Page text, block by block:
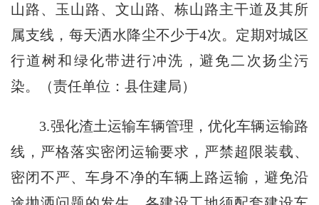
山路、玉山路、文山路、栋山路主干道及其所
属支线，每天洒水降尘不少于4次。定期对城区
行道树和绿化带进行冲洗，避免二次扬尘污
染。（责任单位：县住建局）
3.强化渣土运输车辆管理，优化车辆运输路
线，严格落实密闭运输要求，严禁超限装载、
密闭不严、车身不净的车辆上路运输，避免沿